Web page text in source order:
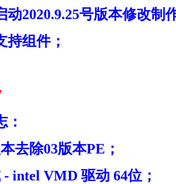
动2020.9.25号版本修改
持组件；
：
去除03版本PE；
- intel VMD 驱动 64位；